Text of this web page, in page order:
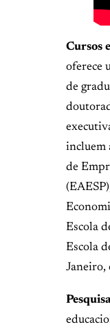
Cursos
oferece
de
incluem
de
Escola
Escola
Janeiro,